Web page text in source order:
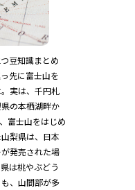
豆知識まとめ
先に富士山を
実は、千円札
の本栖湖畔か
富士山をはじめ
梨県は、日本
発売された場
は桃やぶどう
、山間部が多